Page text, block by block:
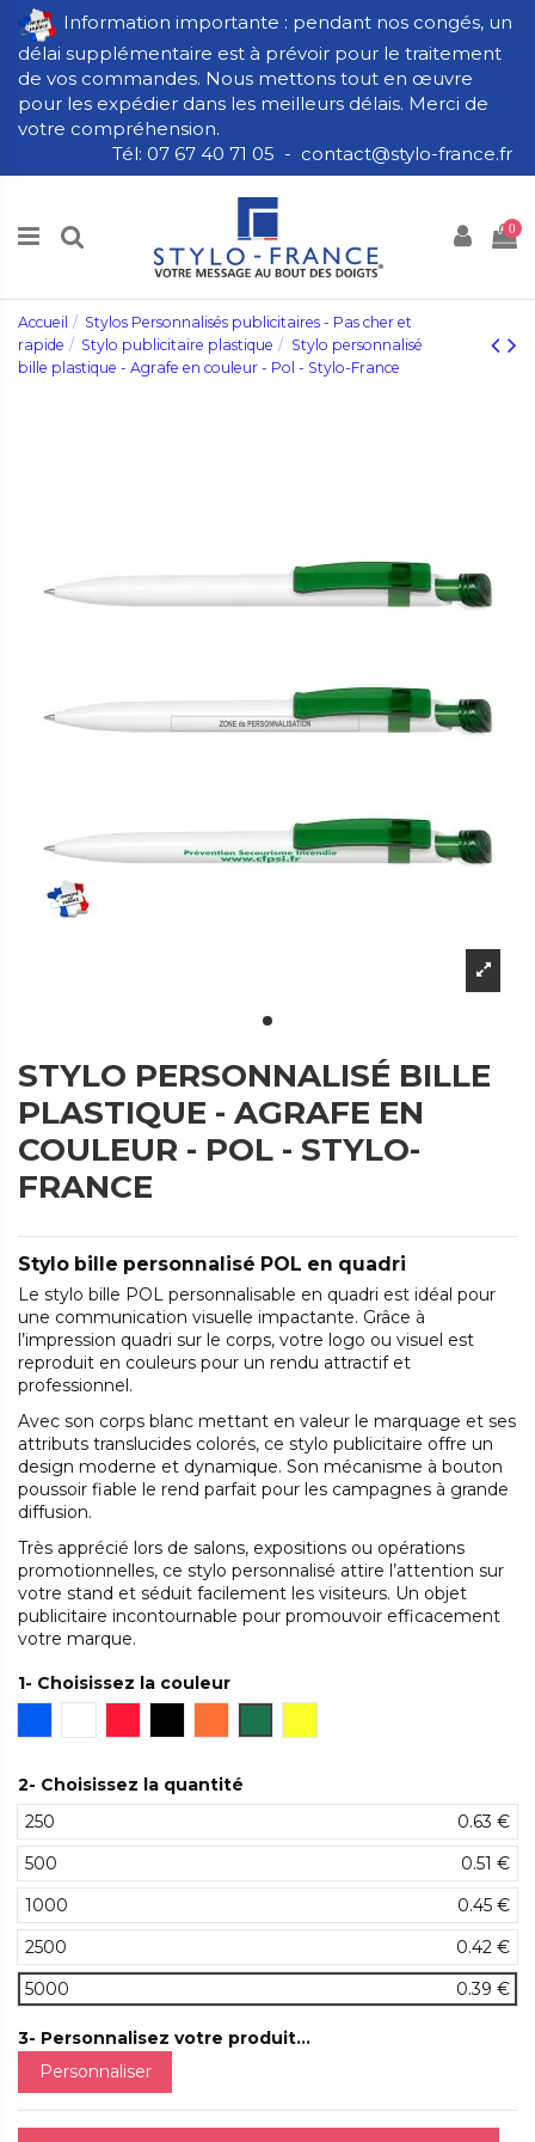
Information importante : pendant nos congés, un
délai supplémentaire est à prévoir pour le traitement
de vos commandes. Nous mettons tout en œuvre
pour les expédier dans les meilleurs délais. Merci de
votre compréhension.
Tél: 07 67 40 71 05 - contact@stylo-france.fr
0
Accueil
Stylos Personnalisés publicitaires - Pas cher et
rapide
Stylo publicitaire plastique
Stylo personnalisé
bille plastique - Agrafe en couleur - Pol - Stylo-France
STYLO PERSONNALISÉ BILLE
PLASTIQUE - AGRAFE EN
COULEUR - POL - STYLO-
FRANCE
Stylo bille personnalisé POL en quadri
Le stylo bille POL personnalisable en quadri est idéal pour
une communication visuelle impactante. Grâce à
l’impression quadri sur le corps, votre logo ou visuel est
reproduit en couleurs pour un rendu attractif et
professionnel.
Avec son corps blanc mettant en valeur le marquage et ses
attributs translucides colorés, ce stylo publicitaire offre un
design moderne et dynamique. Son mécanisme à bouton
poussoir fiable le rend parfait pour les campagnes à grande
diffusion.
Très apprécié lors de salons, expositions ou opérations
promotionnelles, ce stylo personnalisé attire l’attention sur
votre stand et séduit facilement les visiteurs. Un objet
publicitaire incontournable pour promouvoir efficacement
votre marque.
1- Choisissez la couleur
2- Choisissez la quantité
250
0.63 €
500
0.51 €
1000
0.45 €
2500
0.42 €
5000
0.39 €
3- Personnalisez votre produit...
Personnaliser